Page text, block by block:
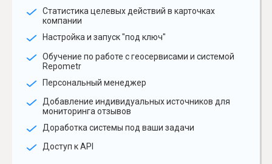
Статистика целевых действий в карточках
компании
Настройка и запуск "под ключ"
Обучение по работе с геосервисами и системой
Repometr
Персональный менеджер
Добавление индивидуальных источников для
мониторинга отзывов
Доработка системы под ваши задачи
Доступ к API